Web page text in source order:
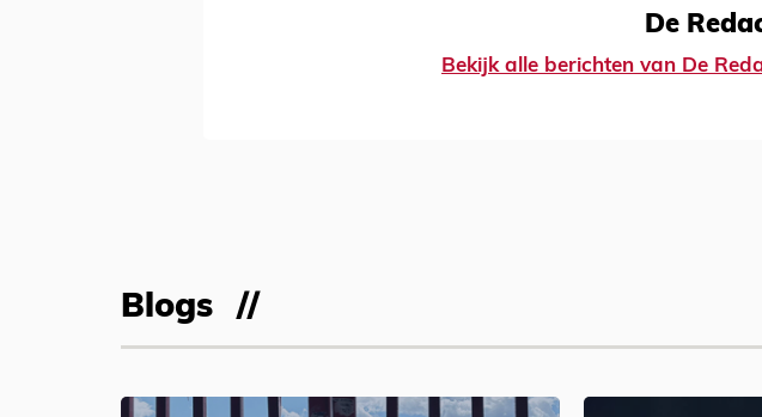
De
Bekijk alle berichten van De
Blogs